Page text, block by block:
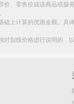
、零售价或该商品或
上计算的优惠金额。
划线价格进行说明的